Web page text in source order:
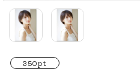
350pt